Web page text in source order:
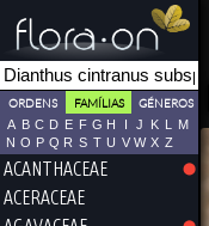
ORDENS FAMÍLIAS GÉNEROS
A B C D E F G H I J K L
M
N O P Q R S T U V W X Z
ACANTHACEAE
ACERACEAE